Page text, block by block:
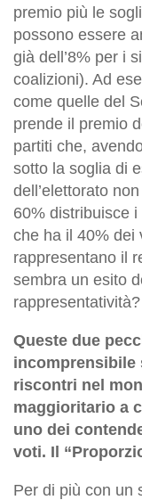
premio più le
possono essere
già dell’8% per i
coalizioni). Ad
come quelle del
prende il premio
partiti che,
sotto la soglia di
dell’elettorato
60% distribuisce
che ha il 40% dei
rappresentano il
sembra un esito
rappresentatività?
Queste due
incomprensibile
riscontri nel
maggioritario a
uno dei
voti. Il
Per di più con un